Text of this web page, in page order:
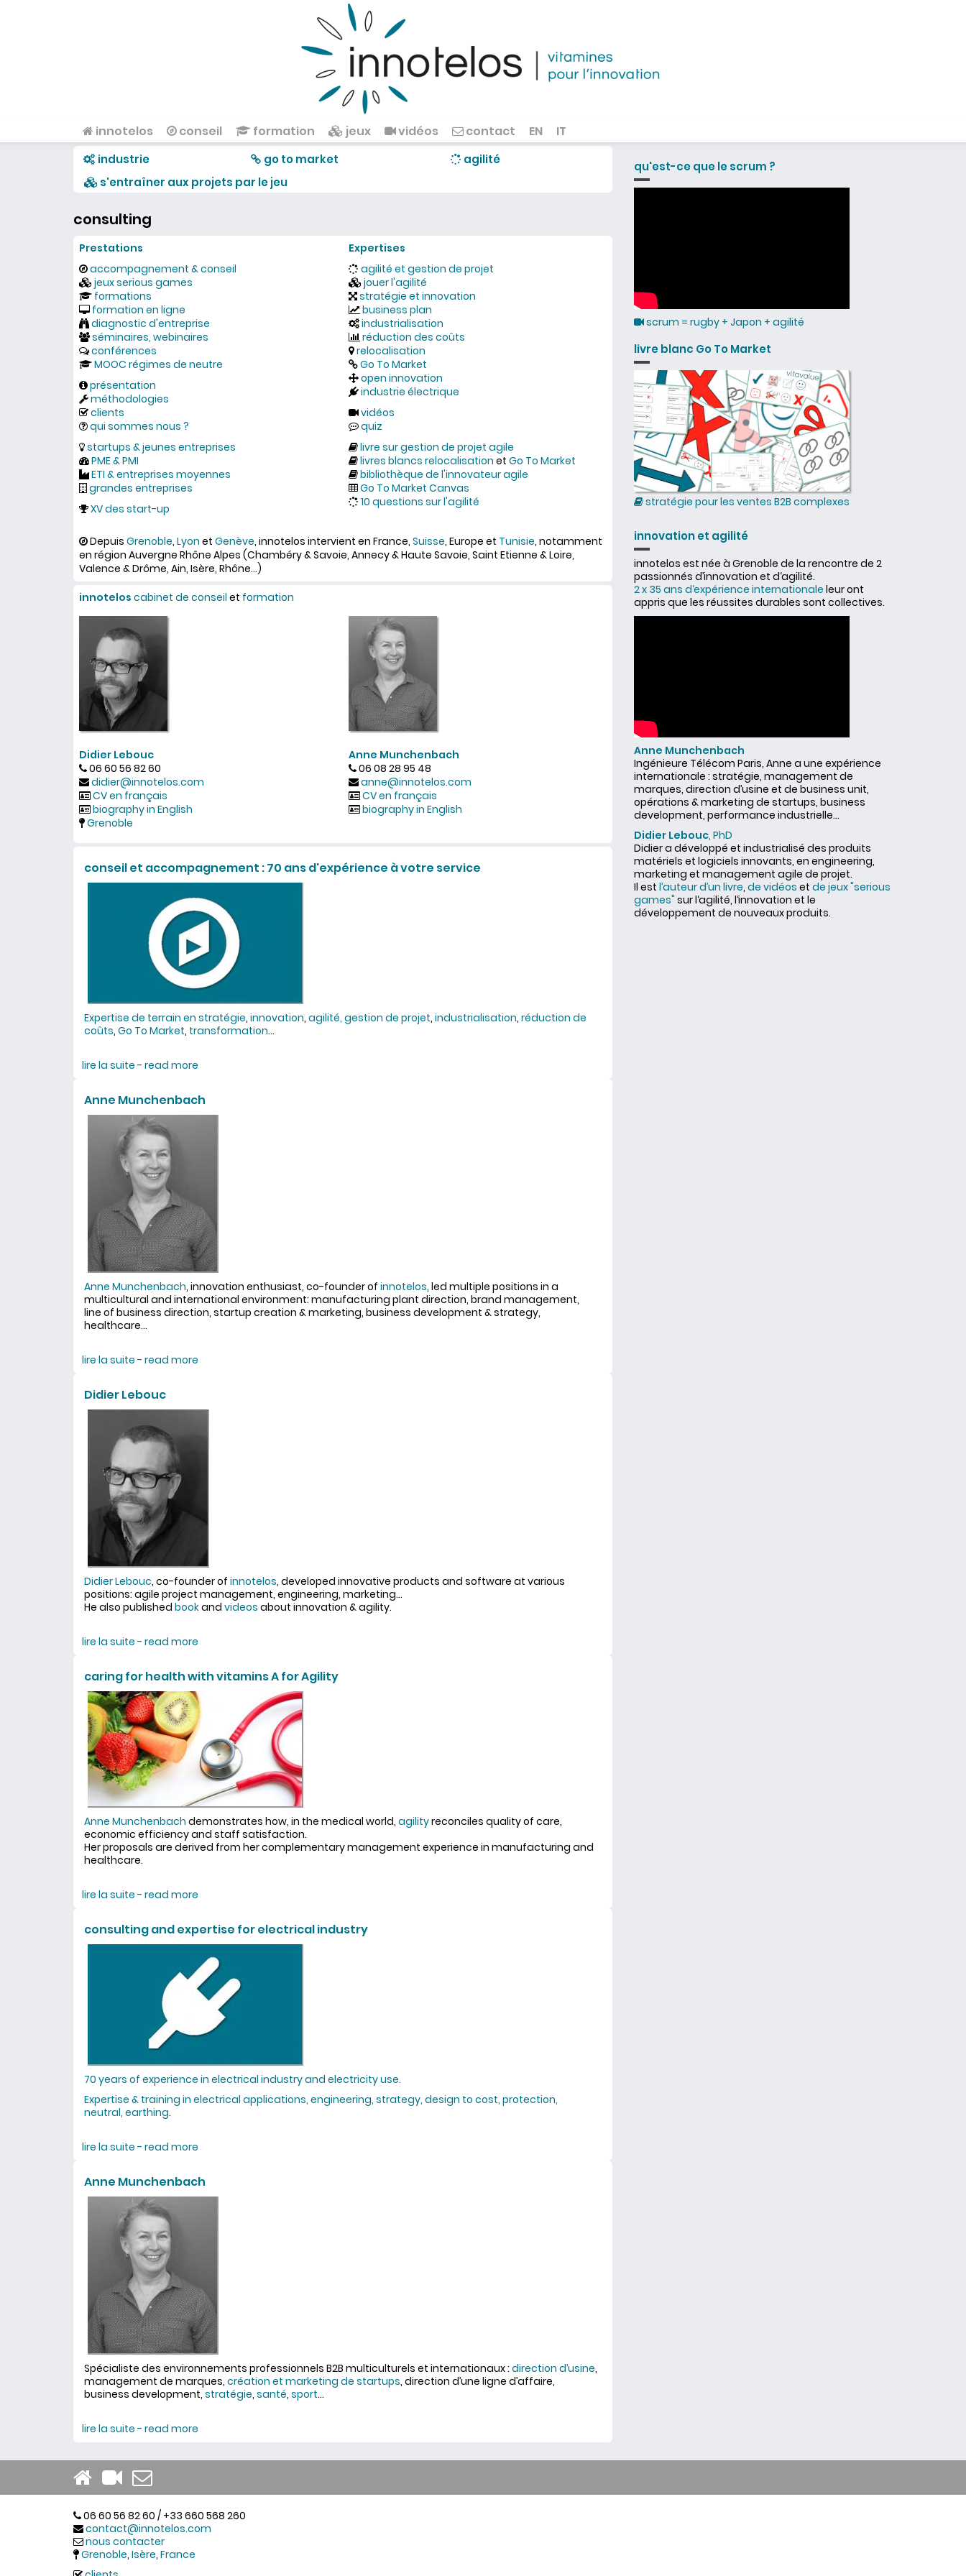
Menu principal
innotelos conseil formation jeux vidéos contact EN IT
industrie go to market
agilité
s'entraîner aux projets par le jeu
consulting
Prestations
accompagnement & conseil
jeux serious games
formations
formation en ligne
diagnostic d'entreprise
séminaires, webinaires
conférences
MOOC régimes de neutre
présentation
méthodologies
clients
qui sommes nous ?
startups & jeunes entreprises
PME & PMI
ETI & entreprises moyennes
grandes entreprises
XV des start-up
Expertises
agilité et gestion de projet
jouer l'agilité
stratégie et innovation
business plan
industrialisation
réduction des coûts
relocalisation
Go To Market
open innovation
industrie électrique
vidéos
quiz
livre sur gestion de projet agile
livres blancs relocalisation et Go To Market
bibliothèque de l'innovateur agile
Go To Market Canvas
10 questions sur l'agilité
Depuis Grenoble, Lyon et Genève, innotelos intervient en France, Suisse, Europe et Tunisie, notamment
en région Auvergne Rhône Alpes (Chambéry & Savoie, Annecy & Haute Savoie, Saint Etienne & Loire,
Valence & Drôme, Ain, Isère, Rhône...)
innotelos cabinet de conseil et formation
Didier Lebouc
06 60 56 82 60
didier@innotelos.com
CV en français
biography in English
Grenoble
Anne Munchenbach
06 08 28 95 48
anne@innotelos.com
CV en français
biography in English
conseil et accompagnement : 70 ans d'expérience à votre service
Expertise de terrain en stratégie, innovation, agilité, gestion de projet, industrialisation, réduction de
coûts, Go To Market, transformation...
lire la suite - read more
Anne Munchenbach
Anne Munchenbach, innovation enthusiast, co-founder of innotelos, led multiple positions in a
multicultural and international environment: manufacturing plant direction, brand management,
line of business direction, startup creation & marketing, business development & strategy,
healthcare...
lire la suite - read more
Didier Lebouc
Didier Lebouc, co-founder of innotelos, developed innovative products and software at various
positions: agile project management, engineering, marketing…
He also published bookand videos about innovation & agility.
lire la suite - read more
caring for health with vitamins A for Agility
Anne Munchenbach demonstrates how, in the medical world, agilityreconciles quality of care,
economic efficiency and staff satisfaction.
Her proposals are derived from her complementary management experience in manufacturing and
healthcare.
lire la suite - read more
consulting and expertise for electrical industry
70 years of experience in electrical industry and electricity use.
Expertise & training in electrical applications, engineering, strategy, design to cost, protection,
neutral, earthing.
lire la suite - read more
Anne Munchenbach
Spécialiste des environnements professionnels B2B multiculturels et internationaux : direction d’usine,
management de marques, création et marketing de startups, direction d’une ligne d’affaire,
business development, stratégie, santé, sport...
lire la suite - read more
qu'est-ce que le scrum ?
scrum = rugby + Japon + agilité
livre blanc Go To Market
stratégie pour les ventes B2B complexes
innovation et agilité
innotelos est née à Grenoble de la rencontre de 2
passionnés d’innovation et d‘agilité.
2 x 35 ans d‘expérience internationale leur ont
appris que les réussites durables sont collectives.
Anne Munchenbach
Ingénieure Télécom Paris, Anne a une expérience
internationale : stratégie, management de
marques, direction d’usine et de business unit,
opérations & marketing de startups, business
development, performance industrielle...
Didier Lebouc, PhD
Didier a développé et industrialisé des produits
matériels et logiciels innovants, en engineering,
marketing et management agile de projet.
Il est l’auteur d’un livre, de vidéos et de jeux "serious
games" sur l‘agilité, l‘innovation et le
développement de nouveaux produits.
06 60 56 82 60 / +33 660 568 260
contact@innotelos.com
nous contacter
Grenoble, Isère, France